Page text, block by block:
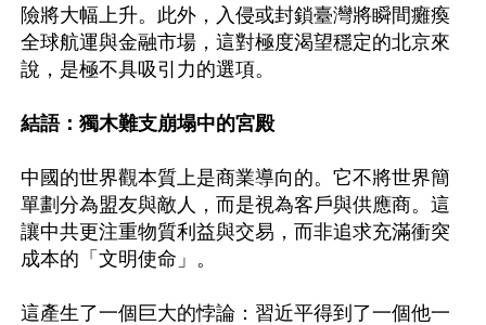
險將大幅上升。此外，入侵或封鎖臺灣將瞬間癱瘓
全球航運與金融市場，這對極度渴望穩定的北京來
說，是極不具吸引力的選項。
結語：獨木難支崩塌中的宮殿
中國的世界觀本質上是商業導向的。它不將世界簡
單劃分為盟友與敵人，而是視為客戶與供應商。這
讓中共更注重物質利益與交易，而非追求充滿衝突
成本的「文明使命」。
這產生了一個巨大的悖論：習近平得到了一個他一